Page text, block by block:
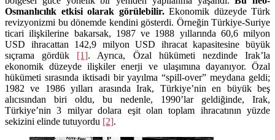
Osmanlıcılık etkisi olarak görülebilir.Ekonomik düzeyde Türk
revizyonizmi bu dönemde kendini gösterdi. Örneğin Türkiye-Suriye
ticari ilişkilerine bakarsak, 1987 ve 1988 yıllarında 60,6 milyon
USD ihracattan 142,9 milyon USD ihracat kapasitesine büyük
sıçrama gördük [1]. Ayrıca, Özal hükümeti nezdinde Irak’la
ekonomik düzeyde ilişkiler enerji ve ulaşımına dayanıyor. Özal
hükümeti sırasında iktisadi bir yayılma “spill-over” meydana geldi;
1982 ve 1986 yılları arasında Irak, Türkiye’nin en büyük beş
alıcısından biri oldu, bu nedenle, 1990’lar geldiğinde, Irak,
Türkiye’nin 3 milyar dolara eşit olan toplam ihracatının yüzde
sekizini elinde tutuyordu [2].